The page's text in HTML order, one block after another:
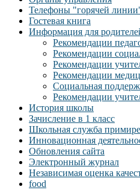
Телефоны "горячей
Гостевая книга
Информация для
Рекомендации
Рекомендации
Рекомендации
Рекомендации
Социальная
Рекомендации
История школы
Зачисление в 1 класс
Школьная служба
Инновационная
Обновления сайта
Электронный журнал
Независимая оценка
food